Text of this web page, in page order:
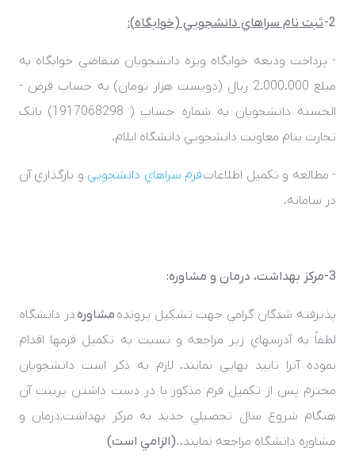
2- ثبت­ نام سراهاي دانشجويي (خوابگاه):
- پرداخت وديعه خوابگاه ويژه دانشجويان متقاضي خوابگاه به
مبلغ 2.000.000 ريال (دويست هزار تومان) به حساب قرض ­
الحسنه دانشجويان به شماره حساب ( 1917068298) بانک
تجارت بنام معاونت دانشجويي دانشگاه ايلام.
- مطالعه و تکميل اطلاعاتفرم سراهاي دانشجويي و بارگذاري آن
در سامانه.
3-مرکز بهداشت، درمان و مشاوره:
پذيرفته شدگان گرامي جهت تشکيل پرونده مشاورهدر دانشگاه
لطفاً به آدرس­هاي زير مراجعه و نسبت به تکميل فرم­ها اقدام
نموده آنرا تاييد نهايي نمايند. لازم به ذکر است دانشجويان
محترم پس از تکميل فرم مذکور با در دست داشتن پرينت آن
هنگام شروع سال تحصيلي جديد به مرکز بهداشت,درمان و
مشاوره دانشگاه مراجعه نمايند..(الزامي است)